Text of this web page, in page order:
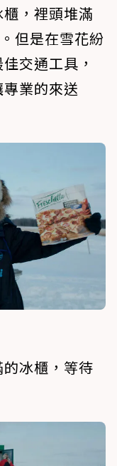
，裡頭堆滿
但是在雪花紛
交通工具，
業的來送
冰櫃，等待